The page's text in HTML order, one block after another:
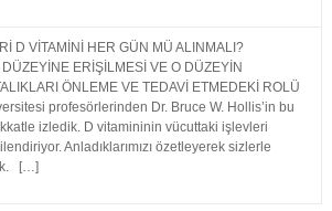
D VİTAMİNİ HER GÜN MÜ ALINMALI?
ERİŞİLMESİ VE O DÜZEYİN
ÖNLEME VE TEDAVİ ETMEDEKİ ROLÜ
profesörlerinden Dr. Bruce W. Hollis’in bu
izledik. D vitamininin vücuttaki işlevleri
Anladıklarımızı özetleyerek sizlerle
[…]